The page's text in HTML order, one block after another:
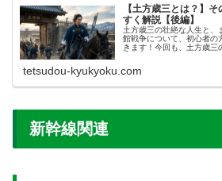
【土方歳三とは？】
すく解説【後編】
土方歳三の壮絶な人生と、
館戦争について、初心者の
きます！今回も、土方歳三
tetsudou-kyukyoku.com
新幹線関連